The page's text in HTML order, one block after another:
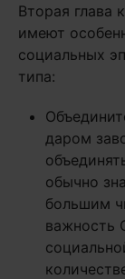
Вторая глава
имеют
социальных
типа:
даром
обычно
большим
важность